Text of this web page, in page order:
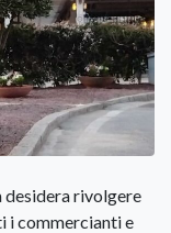
desidera rivolgere
i commercianti e